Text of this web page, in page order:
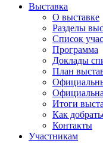
Выставка
О выставке
Разделы
Список
Программа
Доклады
План
Итоги
Как
Контакты
Участникам